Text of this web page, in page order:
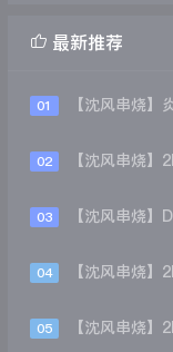
 最新推荐
01 【沈风串烧
02
03
04 【沈风串烧
05